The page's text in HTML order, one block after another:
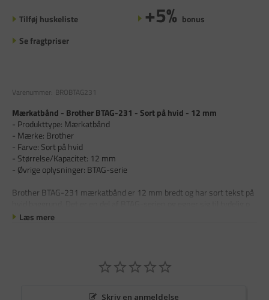
Tilføj huskeliste +5% bonus
Se fragtpriser
Varenummer: BROBTAG231
Mærkatbånd - Brother BTAG-231 - Sort på hvid - 12 mm
- Produkttype: Mærkatbånd
- Mærke: Brother
- Farve: Sort på hvid
- Størrelse/Kapacitet: 12 mm
- Øvrige oplysninger: BTAG-serie
Brother BTAG-231 mærkatbånd er 12 mm bredt og har sort tekst på
Læs mere
Skriv en anmeldelse